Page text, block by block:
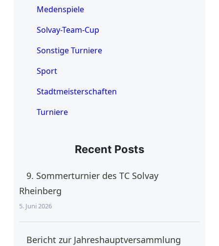
Medenspiele
Solvay-Team-Cup
Sonstige Turniere
Sport
Stadtmeisterschaften
Turniere
Recent Posts
9. Sommerturnier des TC Solvay
Rheinberg
5. Juni 2026
Bericht zur Jahreshauptversammlung